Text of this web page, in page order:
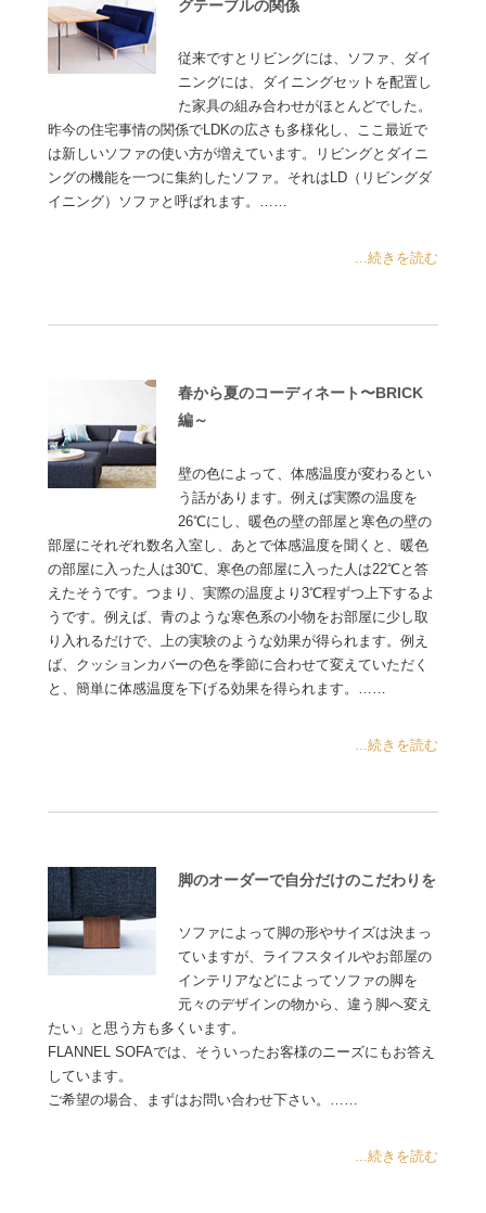
グテーブルの関係
従来ですとリビングには、ソファ、ダイ
ニングには、ダイニングセットを配置し
た家具の組み合わせがほとんどでした。
昨今の住宅事情の関係でLDKの広さも多様化し、ここ最近で
は新しいソファの使い方が増えています。リビングとダイニ
ングの機能を一つに集約したソファ。それはLD（リビングダ
イニング）ソファと呼ばれます。……
...続きを読む
春から夏のコーディネート〜BRICK
編～
壁の色によって、体感温度が変わるとい
う話があります。例えば実際の温度を
26℃にし、暖色の壁の部屋と寒色の壁の
部屋にそれぞれ数名入室し、あとで体感温度を聞くと、暖色
の部屋に入った人は30℃、寒色の部屋に入った人は22℃と答
えたそうです。つまり、実際の温度より3℃程ずつ上下するよ
うです。例えば、青のような寒色系の小物をお部屋に少し取
り入れるだけで、上の実験のような効果が得られます。例え
ば、クッションカバーの色を季節に合わせて変えていただく
と、簡単に体感温度を下げる効果を得られます。……
...続きを読む
脚のオーダーで自分だけのこだわりを
ソファによって脚の形やサイズは決まっ
ていますが、ライフスタイルやお部屋の
インテリアなどによってソファの脚を
元々のデザインの物から、違う脚へ変え
たい」と思う方も多くいます。
FLANNEL SOFAでは、そういったお客様のニーズにもお答え
しています。
ご希望の場合、まずはお問い合わせ下さい。……
...続きを読む